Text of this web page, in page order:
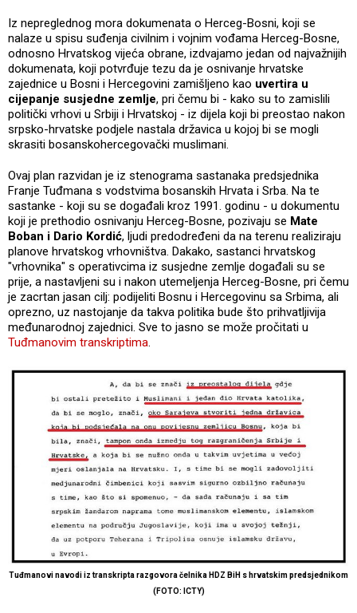
Iz nepreglednog mora dokumenata o Herceg-Bosni, koji se
nalaze u spisu suđenja civilnim i vojnim vođama Herceg-Bosne,
odnosno Hrvatskog vijeća obrane, izdvajamo jedan od najvažnijih
dokumenata, koji potvrđuje tezu da je osnivanje hrvatske
zajednice u Bosni i Hercegovini zamišljeno kao uvertira u
cijepanje susjedne zemlje, pri čemu bi - kako su to zamislili
politički vrhovi u Srbiji i Hrvatskoj - iz dijela koji bi preostao nakon
srpsko-hrvatske podjele nastala državica u kojoj bi se mogli
skrasiti bosanskohercegovački muslimani.
Ovaj plan razvidan je iz stenograma sastanaka predsjednika
Franje Tuđmana s vodstvima bosanskih Hrvata i Srba. Na te
sastanke - koji su se događali kroz 1991. godinu - u dokumentu
koji je prethodio osnivanju Herceg-Bosne, pozivaju se Mate
Boban i Dario Kordić, ljudi predodređeni da na terenu realiziraju
planove hrvatskog vrhovništva. Dakako, sastanci hrvatskog
"vrhovnika" s operativcima iz susjedne zemlje događali su se
prije, a nastavljeni su i nakon utemeljenja Herceg-Bosne, pri čemu
je zacrtan jasan cilj: podijeliti Bosnu i Hercegovinu sa Srbima, ali
oprezno, uz nastojanje da takva politika bude što prihvatljivija
međunarodnoj zajednici. Sve to jasno se može pročitati u
Tuđmanovim transkriptima.
Tuđmanovi navodi iz transkripta razgovora čelnika HDZ BiH s hrvatskim predsjednikom
(FOTO: ICTY)